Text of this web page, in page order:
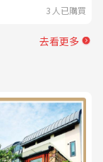
3 人已購買
去看更多